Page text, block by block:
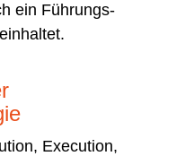
ein Führungs-
Execution,